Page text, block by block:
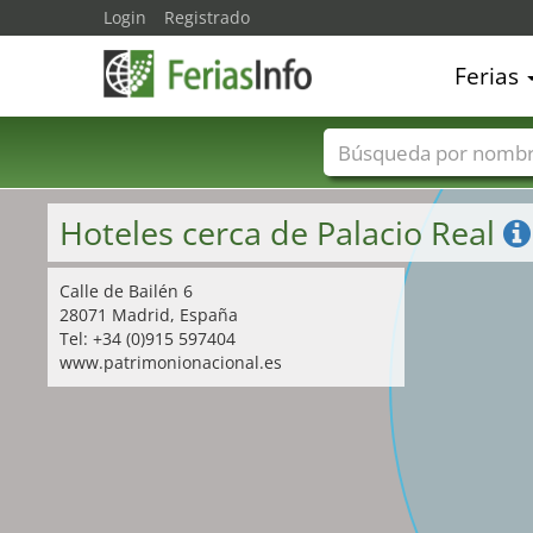
Hoteles cerca de Palacio Real
Calle de Bailén 6
28071 Madrid, España
Tel: +34 (0)915 597404
www.patrimonionacional.es
Login Registrado
Ferias
Nombres de ferias